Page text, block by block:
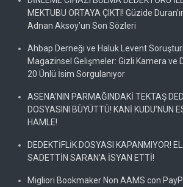
MEKTUBU ORTAYA ÇIKTI! Güzide
Adnan Aksoy’un Son Sözleri
Ahbap Derneği ve Haluk Levent
Magazinsel Gelişmeler: Gizli Kamera ve
20 Ünlü İsim Sorgulanıyor
ASENA’NIN PARMAĞINDAKİ TEKTAŞ
DOSYASINI BÜYÜTTÜ! KANİ KUDU’NUN
HAMLE!
DEDEKTİFLİK DOSYASI KAPANMIYOR!
SADETTİN SARAN’A İSYAN ETTİ!
Migliori Bookmaker Non AAMS con